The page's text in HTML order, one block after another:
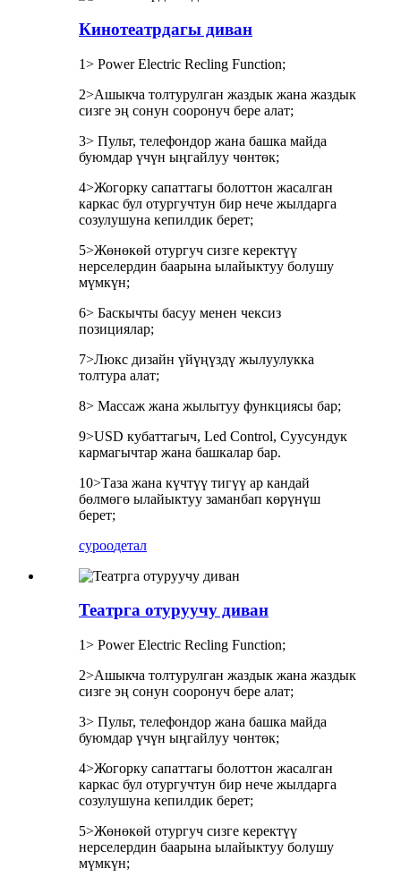
Кинотеатрдагы диван
1> Power Electric Recling Function;
2>Ашыкча толтурулган жаздык жана жаздык
сизге эң сонун сооронуч бере алат;
3> Пульт, телефондор жана башка майда
буюмдар үчүн ыңгайлуу чөнтөк;
4>Жогорку сапаттагы болоттон жасалган
каркас бул отургучтун бир нече жылдарга
созулушуна кепилдик берет;
5>Жөнөкөй отургуч сизге керектүү
нерселердин баарына ылайыктуу болушу
мүмкүн;
6> Баскычты басуу менен чексиз
позициялар;
7>Люкс дизайн үйүңүздү жылуулукка
толтура алат;
8> Массаж жана жылытуу функциясы бар;
9>USD кубаттагыч, Led Control, Суусундук
кармагычтар жана башкалар бар.
10>Таза жана күчтүү тигүү ар кандай
бөлмөгө ылайыктуу заманбап көрүнүш
берет;
суроодетал
Театрга отуруучу диван
1> Power Electric Recling Function;
2>Ашыкча толтурулган жаздык жана жаздык
сизге эң сонун сооронуч бере алат;
3> Пульт, телефондор жана башка майда
буюмдар үчүн ыңгайлуу чөнтөк;
4>Жогорку сапаттагы болоттон жасалган
каркас бул отургучтун бир нече жылдарга
созулушуна кепилдик берет;
5>Жөнөкөй отургуч сизге керектүү
нерселердин баарына ылайыктуу болушу
мүмкүн;